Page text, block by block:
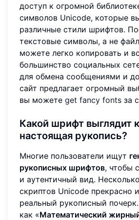
доступ к огромной
символов Unicode, которые
различные стили шрифтов.
текстовые символы, а не
можете легко копировать и
большинство социальных
для обмена сообщениями и
сайт предлагает огромный
вы можете get fancy fonts за
Какой шрифт выглядит
настоящая рукопись?
Многие пользователи ищут
рукописных шрифтов, чтобы
и аутентичный вид.
скриптов Unicode прекрасно
реальный рукописный
как «Математический